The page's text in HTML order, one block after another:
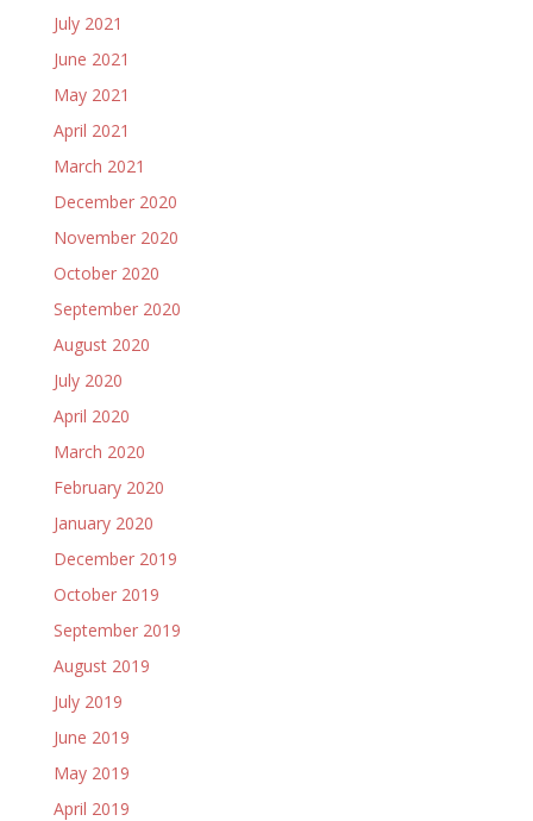
July 2021
June 2021
May 2021
April 2021
March 2021
December 2020
November 2020
October 2020
September 2020
August 2020
July 2020
April 2020
March 2020
February 2020
January 2020
December 2019
October 2019
September 2019
August 2019
July 2019
June 2019
May 2019
April 2019